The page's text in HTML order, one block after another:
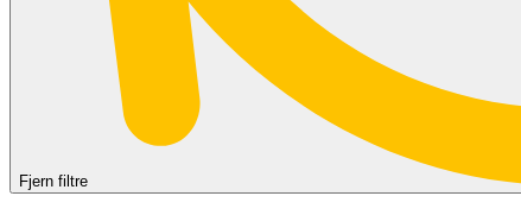
Fjern filtre